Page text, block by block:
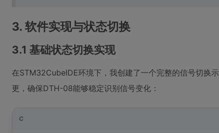
3. 软件实现与状态切换
3.1 基础状态切换实现
在STM32CubeIDE环境下，我创建了一个完整的信号切换
更，确保DTH-08能够稳定识别信号变化：
C